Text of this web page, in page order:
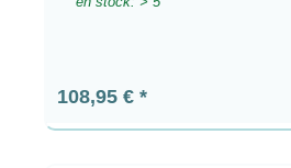
Prix régulier :
108,95 €